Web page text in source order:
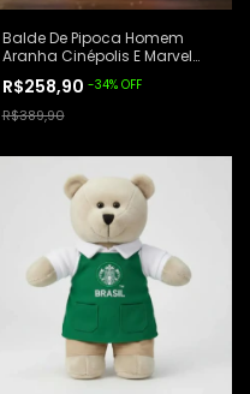
Balde De Pipoca Homem
Aranha Cinépolis E Marvel
R$258,90 -34% OFF
R$389,90